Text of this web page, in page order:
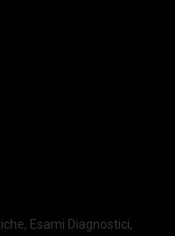
Esami Diagnostici,